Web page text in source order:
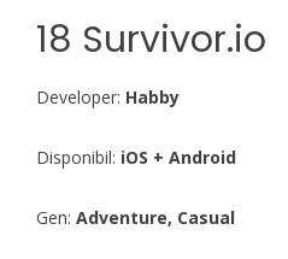
18 Survivor.io
Developer: Habby
Disponibil: iOS + Android
Gen: Adventure, Casual